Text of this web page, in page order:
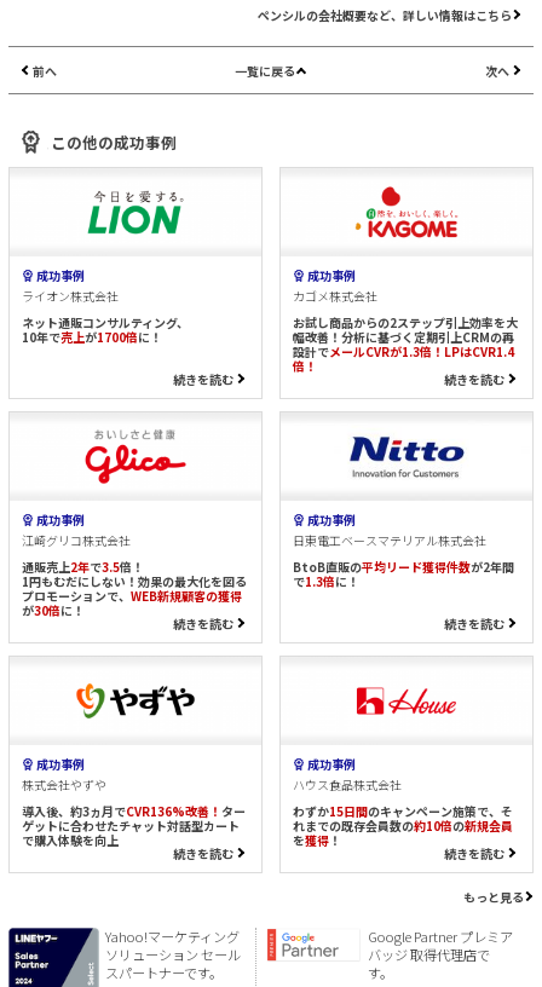
ペンシルの会社概要など、詳しい情報はこちら
前へ 一覧に戻る 次へ
この他の成功事例
成功事例
ライオン株式会社
ネット通販コンサルティング、
10年で売上が1700倍に！
続きを読む
成功事例
カゴメ株式会社
お試し商品からの2ステップ引上効率を大
幅改善！分析に基づく定期引上CRMの再
設計でメールCVRが1.3倍！LPはCVR1.4
倍！
続きを読む
成功事例
江崎グリコ株式会社
通販売上2年で3.5倍！
1円もむだにしない！効果の最大化を図る
プロモーションで、WEB新規顧客の獲得
が30倍に！
続きを読む
成功事例
日東電工ベースマテリアル株式会社
BtoB直販の平均リード獲得件数が2年間
で1.3倍に！
続きを読む
成功事例
株式会社やずや
導入後、約3ヵ月でCVR136%改善！ ター
ゲットに合わせたチャット対話型カート
で購入体験を向上
続きを読む
成功事例
ハウス食品株式会社
わずか15日間のキャンペーン施策で、そ
れまでの既存会員数の約10倍の新規会員
を獲得！
続きを読む
もっと見る
Yahoo!マーケティング
ソリューション セール
スパートナーです。
Google Partner プレミア
バッジ 取得代理店で
す。